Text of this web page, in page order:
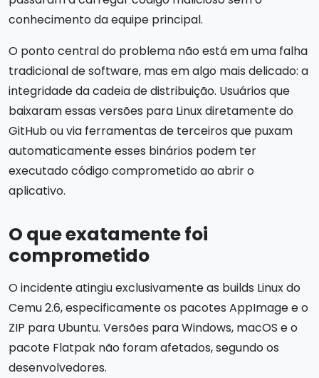
conhecimento da equipe principal.
O ponto central do problema não está em uma falha
tradicional de software, mas em algo mais delicado: a
integridade da cadeia de distribuição. Usuários que
baixaram essas versões para Linux diretamente do
GitHub ou via ferramentas de terceiros que puxam
automaticamente esses binários podem ter
executado código comprometido ao abrir o
aplicativo.
O que exatamente foi
comprometido
O incidente atingiu exclusivamente as builds Linux do
Cemu 2.6, especificamente os pacotes AppImage e o
ZIP para Ubuntu. Versões para Windows, macOS e o
pacote Flatpak não foram afetados, segundo os
desenvolvedores.